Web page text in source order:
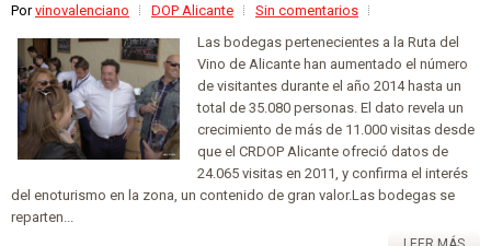
Porvinovalenciano DOP Alicante
Sin comentarios
Las bodegas pertenecientes a la Ruta del
Vino de Alicante han aumentado el número
de visitantes durante el año 2014 hasta un
total de 35.080 personas. El dato revela un
crecimiento de más de 11.000 visitas desde
que el CRDOP Alicante ofreció datos de
24.065 visitas en 2011, y confirma el interés
del enoturismo en la zona, un contenido de gran valor.Las bodegas se
reparten...